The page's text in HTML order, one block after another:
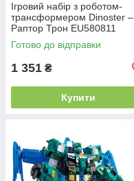
Ігровий набір з роботом-
трансформером Dinoster –
Раптор Трон EU580811
Готово до відправки
1 351 ₴
Купити